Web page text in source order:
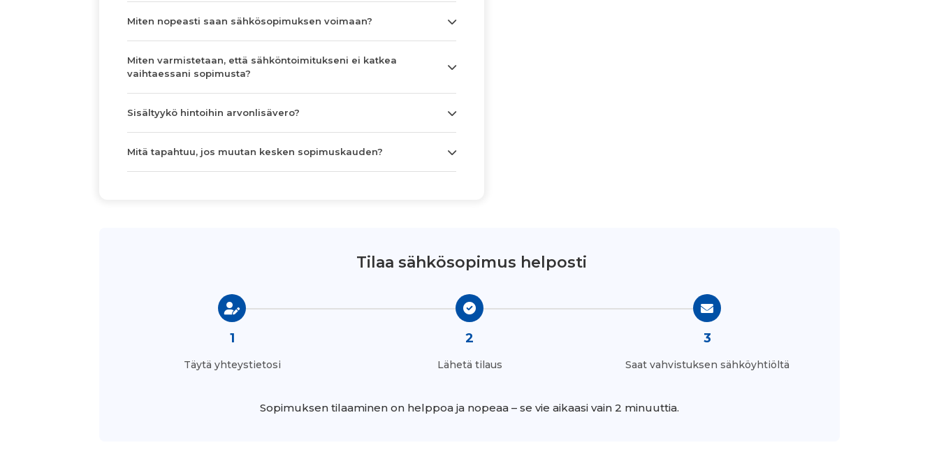
Miten nopeasti saan sähkösopimuksen voimaan?
Miten varmistetaan, että sähköntoimitukseni ei katkea
vaihtaessani sopimusta?
Sisältyykö hintoihin arvonlisävero?
Mitä tapahtuu, jos muutan kesken sopimuskauden?
Tilaa sähkösopimus helposti
1
Täytä yhteystietosi
2
Lähetä tilaus
3
Saat vahvistuksen sähköyhtiöltä
Sopimuksen tilaaminen on helppoa ja nopeaa – se vie aikaasi vain 2 minuuttia.